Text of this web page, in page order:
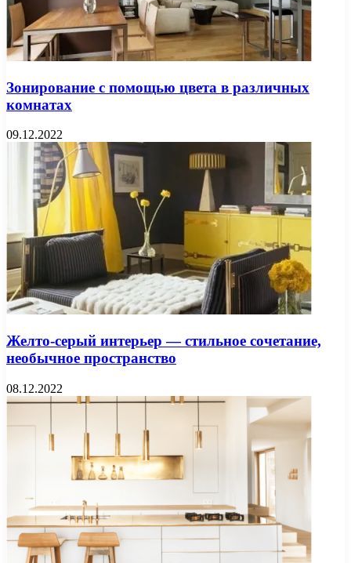
Зонирование с помощью цвета в различных
комнатах
09.12.2022
Желто-серый интерьер — стильное сочетание,
необычное пространство
08.12.2022